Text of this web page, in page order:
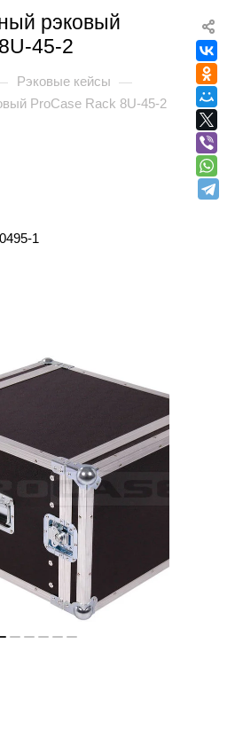
рэковый
45-2
Рэковые кейсы —
ProCase Rack 8U-45-2
1